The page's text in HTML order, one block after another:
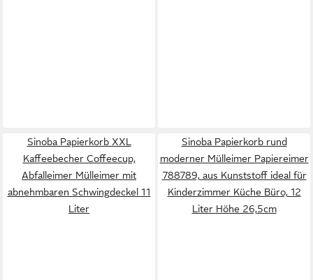
Sinoba Papierkorb XXL
Kaffeebecher Coffeecup,
Abfalleimer Mülleimer mit
abnehmbaren Schwingdeckel 11
Liter
Sinoba Papierkorb rund
moderner Mülleimer Papiereimer
788789, aus Kunststoff ideal für
Kinderzimmer Küche Büro, 12
Liter Höhe 26,5cm